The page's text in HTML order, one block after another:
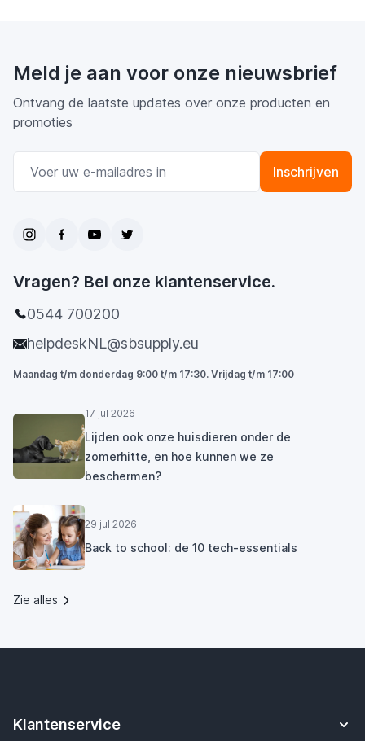
Meld je aan voor onze nieuwsbrief
Ontvang de laatste updates over onze producten en
promoties
Inschrijven
Vragen? Bel onze klantenservice.
0544 700200
helpdeskNL@sbsupply.eu
Maandag t/m donderdag 9:00 t/m 17:30. Vrijdag t/m 17:00
17 jul 2026
Lijden ook onze huisdieren onder de
zomerhitte, en hoe kunnen we ze
beschermen?
29 jul 2026
Back to school: de 10 tech-essentials
Zie alles
Klantenservice